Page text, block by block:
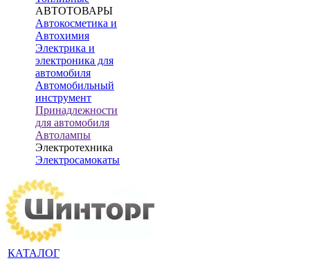
АВТОТОВАРЫ
Автокосметика и
Автохимия
Электрика и
электроника для
автомобиля
Автомобильный
инструмент
Принадлежности
для автомобиля
Автолампы
Электротехника
Электросамокаты
КАТАЛОГ